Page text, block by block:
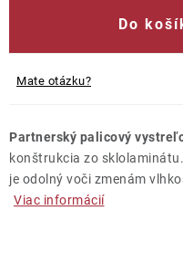
Do
Mate otázku?
Partnerský palicový
konštrukcia zo sklolaminátu.
je odolný voči zmenám
Viac informácií